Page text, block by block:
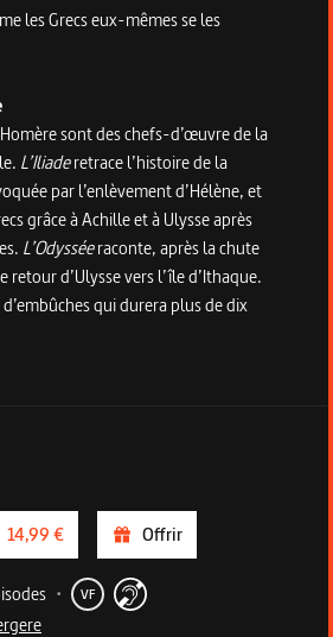
les Grecs eux-mêmes se les
sont des chefs-d’œuvre de la
L’Iliaderetrace l’histoire de la
par l’enlèvement d’Hélène, et
grâce à Achille et à Ulysse après
L’Odysséeraconte, après la chute
retour d’Ulysse vers l’île d’Ithaque.
qui durera plus de dix
14,99 € Offrir
• VF